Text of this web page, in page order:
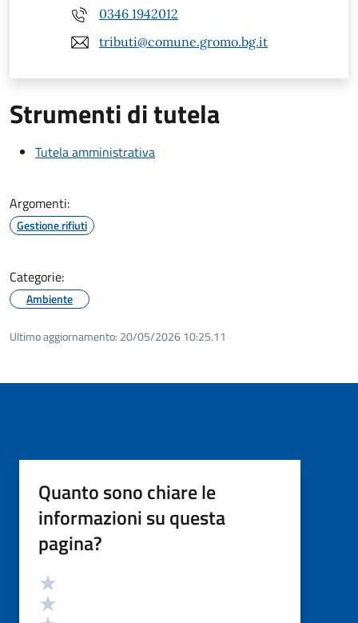
0346 1942012
tributi@comune.gromo.bg.it
Strumenti di tutela
Tutela amministrativa
Argomenti:
Gestione rifiuti
Categorie:
Ambiente
Ultimo aggiornamento: 20/05/2026 10:25.11
Quanto sono chiare le
informazioni su questa
pagina?
Valutazione